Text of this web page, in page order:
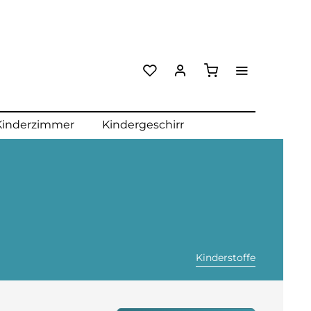
Kindergeschirr
Kinderstoffe